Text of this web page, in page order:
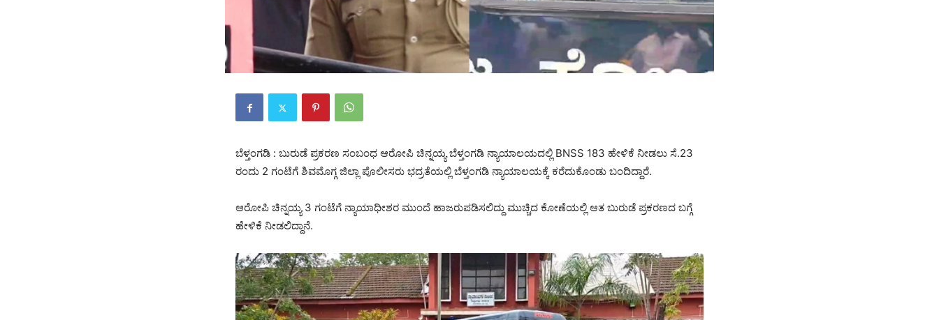
ಬೆಳ್ತಂಗಡಿ : ಬುರುಡೆ ಪ್ರಕರಣ ಸಂಬಂಧ ಆರೋಪಿ ಚಿನ್ನಯ್ಯ ಬೆಳ್ತಂಗಡಿ ನ್ಯಾಯಾಲಯದಲ್ಲಿ BNSS 183 ಹೇಳಿಕೆ ನೀಡಲು ಸೆ.23
ರಂದು 2 ಗಂಟೆಗೆ ಶಿವಮೊಗ್ಗ ಜಿಲ್ಲಾ ಪೊಲೀಸರು ಭದ್ರತೆಯಲ್ಲಿ ಬೆಳ್ತಂಗಡಿ ನ್ಯಾಯಾಲಯಕ್ಕೆ ಕರೆದುಕೊಂಡು ಬಂದಿದ್ದಾರೆ.
ಆರೋಪಿ ಚಿನ್ನಯ್ಯ 3 ಗಂಟೆಗೆ ನ್ಯಾಯಾಧೀಶರ ಮುಂದೆ ಹಾಜರುಪಡಿಸಲಿದ್ದು ಮುಚ್ಚಿದ ಕೋಣೆಯಲ್ಲಿ ಆತ ಬುರುಡೆ ಪ್ರಕರಣದ ಬಗ್ಗೆ
ಹೇಳಿಕೆ ನೀಡಲಿದ್ದಾನೆ.